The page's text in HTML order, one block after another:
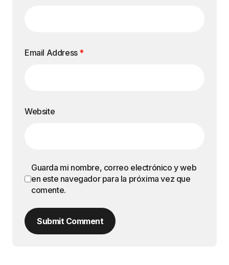
Email Address *
Website
Guarda mi nombre, correo electrónico y web
en este navegador para la próxima vez que
comente.
Submit Comment